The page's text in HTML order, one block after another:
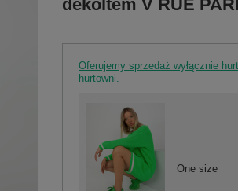
dekoltem V RUE
Oferujemy sprzedaż wyłącznie
hurtowni.
One size